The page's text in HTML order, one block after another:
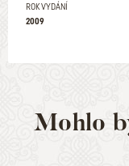
ROK VYDÁNÍ
2009
Mohlo